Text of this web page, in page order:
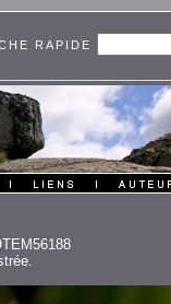
RAPIDE